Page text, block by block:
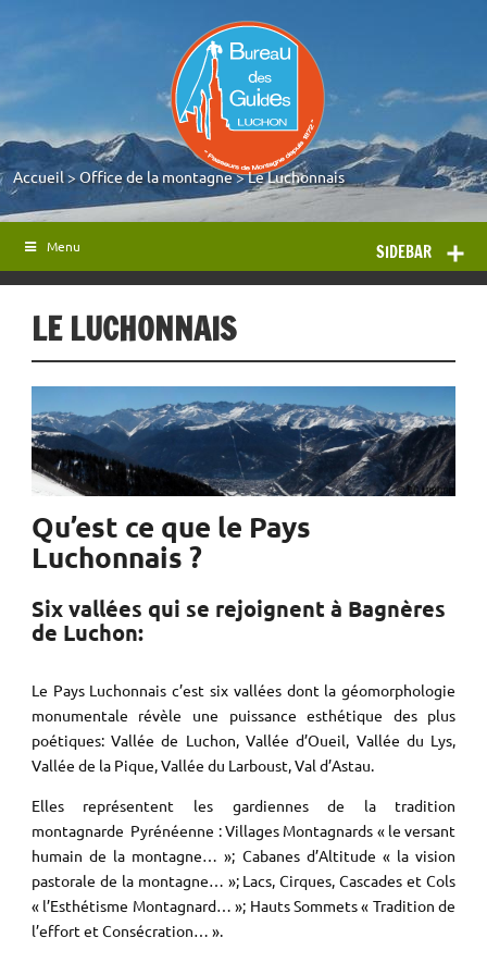
Accueil>Office de la montagne>Le Luchonnais
SIDEBAR
Menu
LE LUCHONNAIS
Qu’est ce que le Pays
Luchonnais ?
Six vallées qui se rejoignent à Bagnères
de Luchon:
Le Pays Luchonnais c’est six vallées dont la géomorphologie
monumentale révèle une puissance esthétique des plus
poétiques: Vallée de Luchon, Vallée d’Oueil, Vallée du Lys,
Vallée de la Pique, Vallée du Larboust, Val d’Astau.
Elles représentent les gardiennes de la tradition
montagnarde Pyrénéenne : Villages Montagnards « le versant
humain de la montagne… »; Cabanes d’Altitude « la vision
pastorale de la montagne… »; Lacs, Cirques, Cascades et Cols
« l’Esthétisme Montagnard… »; Hauts Sommets « Tradition de
l’effort et Consécration… ».